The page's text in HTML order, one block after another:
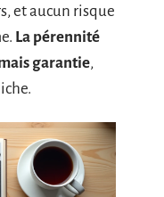
et aucun risque
La pérennité
garantie,